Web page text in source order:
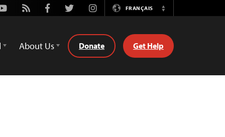
Rss FacebookTwitterInstagramFRANÇAIS
Switch
About Us Donate Get Help